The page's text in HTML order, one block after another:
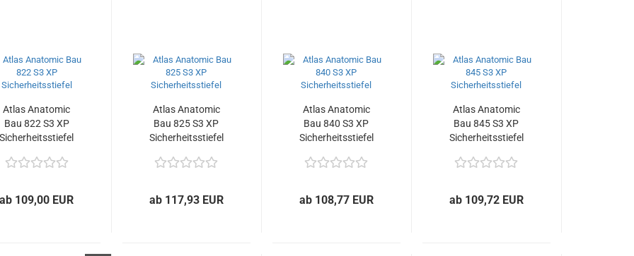
Atlas Anatomic
Bau 822 S3 XP
Sicherheitsstiefel
ab 109,00 EUR
Atlas Anatomic
Bau 825 S3 XP
Sicherheitsstiefel
ab 117,93 EUR
Atlas Anatomic
Bau 840 S3 XP
Sicherheitsstiefel
ab 108,77 EUR
Atlas Anatomic
Bau 845 S3 XP
Sicherheitsstiefel
ab 109,72 EUR